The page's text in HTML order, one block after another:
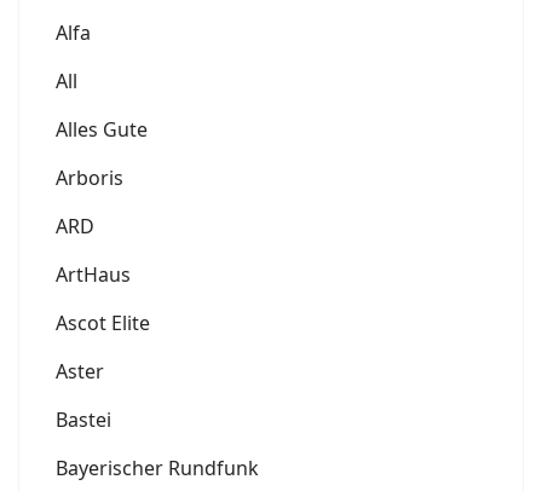
Alfa
All
Alles Gute
Arboris
ARD
ArtHaus
Ascot Elite
Aster
Bastei
Bayerischer Rundfunk